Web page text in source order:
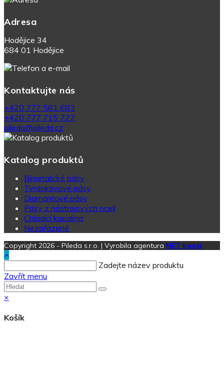
Adresa
Hodějice 34
684 01 Hodějice
Kontaktujte nás
+420 777 561 683
+420 777 715 727
pileda@pileda.cz
Katalog produktů
Bimetalické pásy
Tvrdokovové pásy
Diamantové pásy
Pásy z nástrojových ocelí
Chladící kapalina
Nezařazené
Copyright 2026 - Pileda s.r.o. | Vyrobila agentura NET boost
Zadejte název produktu
Zavřít menu
×
Košík